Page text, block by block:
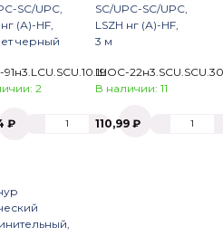
SC/UPC,
(А)-HF,
черный
2
₽
SC/UPC-SC/UPC,
LSZH нг (А)-HF,
3 м
ШОС-22н3.SCU.SCU.30
В наличии: 11
110,99 ₽